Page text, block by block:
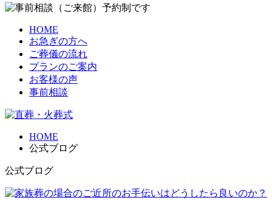
HOME
お急ぎの方へ
ご葬儀の流れ
プランのご案内
お客様の声
事前相談
HOME
公式ブログ
公式ブログ